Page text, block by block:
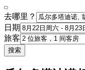
去哪里？
日期
旅客
搜索